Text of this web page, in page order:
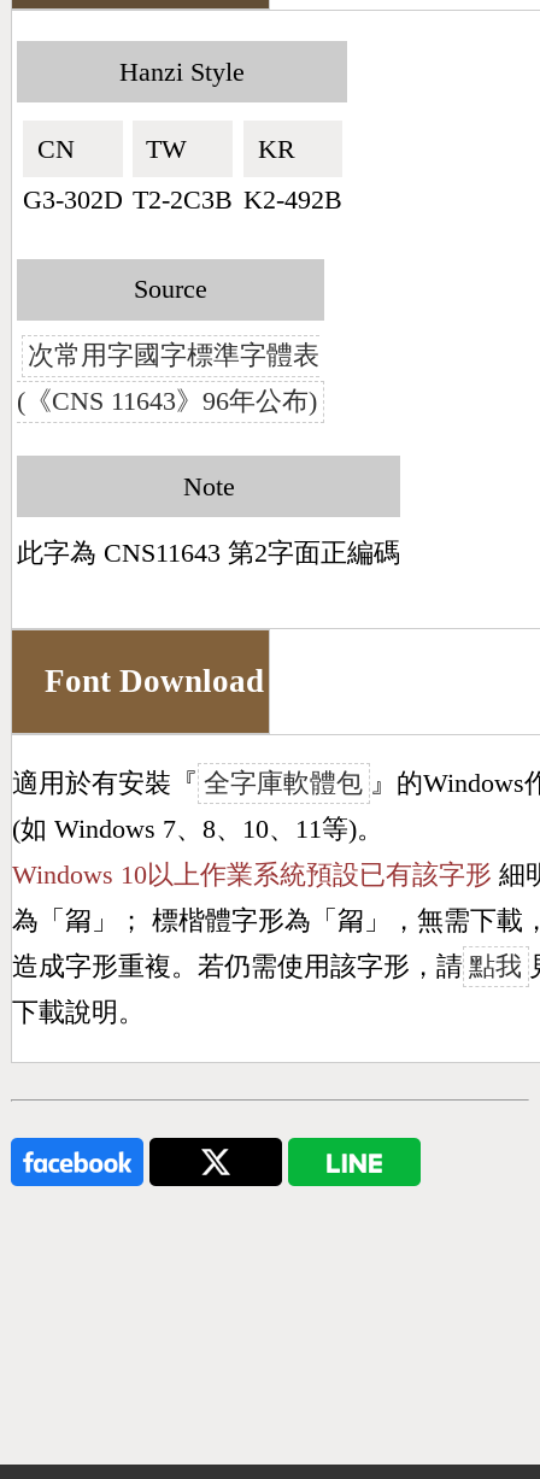
Hanzi Style
CN🇨🇳
G3-302D
TW🇹🇼
T2-2C3B
KR🇰🇷
K2-492B
Source
次常用字國字標準字體表
(《CNS 11643》96年公布)
Note
此字為 CNS11643 第2字面正編碼
Font Download
適用於有安裝『 全字庫軟體包 』的Windows
(如 Windows 7、8、10、11等)。
Windows 10以上作業系統預設已有該字形 細
為「 甮 」； 標楷體字形為「 甮 」，無需下載
造成字形重複。若仍需使用該字形，請 點我
下載說明。